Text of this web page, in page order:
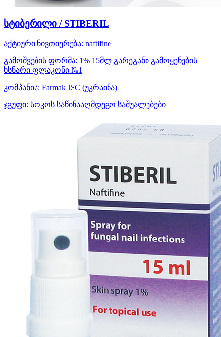
სტიბერილი / STIBERIL
აქტიური ნივთიერება: naftifine
გამოშვების ფორმა: 1% 15მლ გარეგანი გამოყენების
ხსნარი ფლაკონი №1
კომპანია: Farmak JSC (უკრაინა)
ჯგუფი: სოკოს საწინააღმდეგო საშუალებები